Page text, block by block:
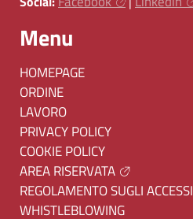
Menu
HOMEPAGE
ORDINE
LAVORO
PRIVACY POLICY
COOKIE POLICY
AREA RISERVATA
REGOLAMENTO SUGLI ACCESSI
WHISTLEBLOWING